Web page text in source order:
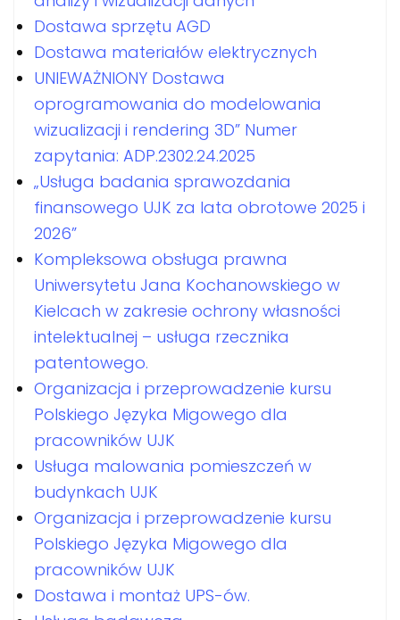
Dostawa sprzętu AGD
Dostawa materiałów elektrycznych
UNIEWAŻNIONY Dostawa
oprogramowania do modelowania
wizualizacji i rendering 3D” Numer
zapytania: ADP.2302.24.2025
„Usługa badania sprawozdania
finansowego UJK za lata obrotowe 2025 i
2026”
Kompleksowa obsługa prawna
Uniwersytetu Jana Kochanowskiego w
Kielcach w zakresie ochrony własności
intelektualnej – usługa rzecznika
patentowego.
Organizacja i przeprowadzenie kursu
Polskiego Języka Migowego dla
pracowników UJK
Usługa malowania pomieszczeń w
budynkach UJK
Organizacja i przeprowadzenie kursu
Polskiego Języka Migowego dla
pracowników UJK
Dostawa i montaż UPS-ów.